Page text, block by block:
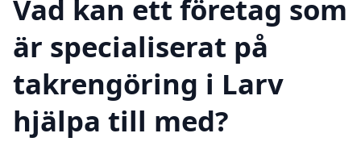
Vad kan ett företag som
är specialiserat på
takrengöring i Larv
hjälpa till med?